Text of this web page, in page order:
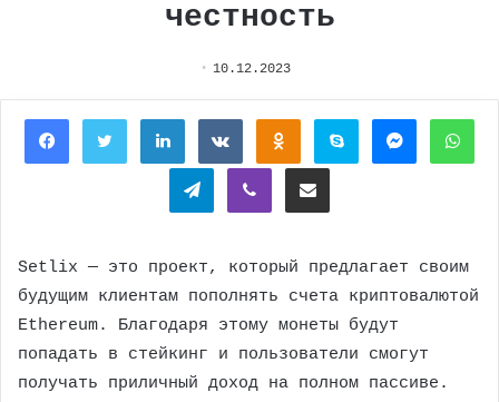
честность
10.12.2023
FacebookTwitterLinkedInВконтактеОдноклассники
Skype Messenger
TelegramViber Поделиться через электронную почту
Setlix — это проект, который предлагает своим
будущим клиентам пополнять счета криптовалютой
Ethereum. Благодаря этому монеты будут
попадать в стейкинг и пользователи смогут
получать приличный доход на полном пассиве.